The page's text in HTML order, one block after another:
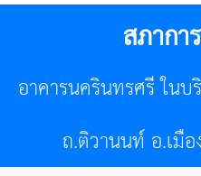
สภากา
อาคารนครินทรศรี ใน
ถ.ติวานนท์ อ.เมื